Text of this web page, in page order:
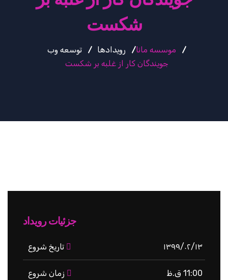
شکست
موسسه مانا رویدادها
توسعه وب
جویندگان کار از غلبه بر شکست
جزئیات رویداد
تاریخ شروع ۱۳۹۹/۰۲/۱۳
زمان شروع 11:00 ق.ظ